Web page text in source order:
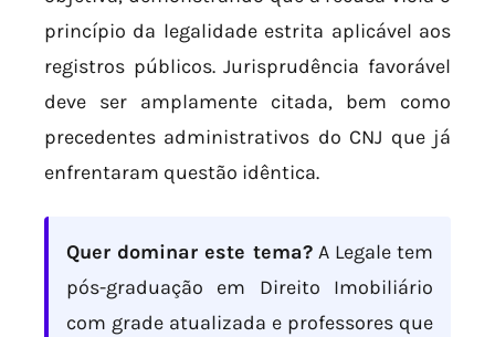
princípio da legalidade estrita aplicável aos
registros públicos. Jurisprudência favorável
deve ser amplamente citada, bem como
precedentes administrativos do CNJ que já
enfrentaram questão idêntica.
Quer dominar este tema?A Legale tem
pós-graduação em Direito Imobiliário
com grade atualizada e professores que